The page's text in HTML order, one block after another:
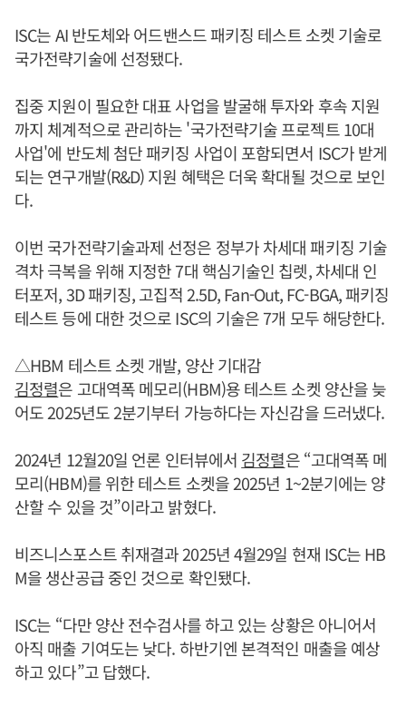
ISC는 AI 반도체와 어드밴스드 패키징 테스트 소켓 기술로
국가전략기술에 선정됐다.
집중 지원이 필요한 대표 사업을 발굴해 투자와 후속 지원
까지 체계적으로 관리하는 '국가전략기술 프로젝트 10대
사업'에 반도체 첨단 패키징 사업이 포함되면서 ISC가 받게
되는 연구개발(R&D) 지원 혜택은 더욱 확대될 것으로 보인
다.
이번 국가전략기술과제 선정은 정부가 차세대 패키징 기술
격차 극복을 위해 지정한 7대 핵심기술인 칩렛, 차세대 인
터포저, 3D 패키징, 고집적 2.5D, Fan-Out, FC-BGA, 패키징
테스트 등에 대한 것으로 ISC의 기술은 7개 모두 해당한다.
△HBM 테스트 소켓 개발, 양산 기대감
김정렬은 고대역폭 메모리(HBM)용 테스트 소켓 양산을 늦
어도 2025년도 2분기부터 가능하다는 자신감을 드러냈다.
2024년 12월20일 언론 인터뷰에서 김정렬은 “고대역폭 메
모리(HBM)를 위한 테스트 소켓을 2025년 1~2분기에는 양
산할 수 있을 것”이라고 밝혔다.
비즈니스포스트 취재결과 2025년 4월29일 현재 ISC는 HB
M을 생산공급 중인 것으로 확인됐다.
ISC는 “다만 양산 전수검사를 하고 있는 상황은 아니어서
아직 매출 기여도는 낮다. 하반기엔 본격적인 매출을 예상
하고 있다”고 답했다.